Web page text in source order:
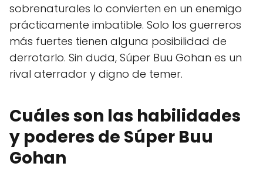
sobrenaturales lo convierten en un enemigo
prácticamente imbatible. Solo los guerreros
más fuertes tienen alguna posibilidad de
derrotarlo. Sin duda, Súper Buu Gohan es un
rival aterrador y digno de temer.
Cuáles son las habilidades
y poderes de Súper Buu
Gohan